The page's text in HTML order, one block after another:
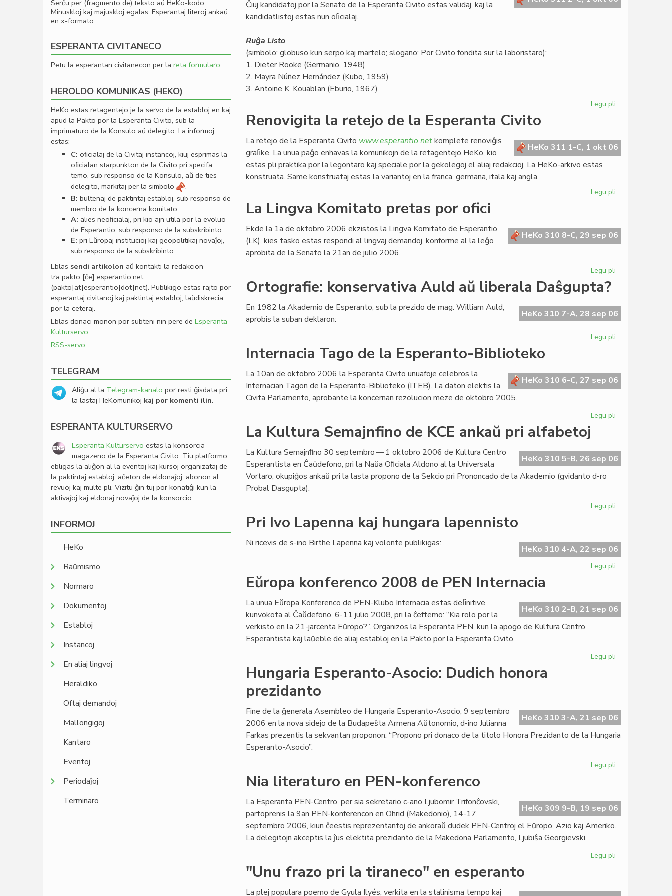
Ĉiuj kandidatoj por la Senato de la Esperanta Civito estas validaj, kaj la
kandidatlistoj estas nun oﬁcialaj.
Ruĝa Listo
(simbolo: globuso kun serpo kaj martelo; slogano: Por Civito fondita sur la laboristaro):
1. Dieter Rooke (Germanio, 1948)
2. Mayra Núñez Hernández (Kubo, 1959)
3. Antoine K. Kouablan (Eburio, 1967)
Legu pli
estas
definitivaj
Renovigita la retejo de la Esperanta Civito
HeKo 311 1-C, 1 okt 06
La retejo de la Esperanta Civito www.esperantio.netkomplete renoviĝis
graﬁke. La unua paĝo enhavas la komunikojn de la retagentejo HeKo, kio
estas pli praktika por la legontaro kaj speciale por la gekolegoj el aliaj redakcioj. La HeKo-arkivo estas
konstruata. Same konstruataj estas la variantoj en la franca, germana, itala kaj angla.
Legu pli
de
la
La Lingva Komitato pretas por ofici
HeKo 310 8-C, 29 sep 06
Ekde la 1a de oktobro 2006 ekzistos la Lingva Komitato de Esperantio
(LK), kies tasko estas respondi al lingvaj demandoj, konforme al la leĝo
aprobita de la Senato la 21an de julio 2006.
Legu pli
pretas
por
Ortografie: konservativa Auld aŭ liberala Daŝgupta?
HeKo 310 7-A, 28 sep 06
En 1982 la Akademio de Esperanto, sub la prezido de mag. William Auld,
aprobis la suban deklaron:
Legu pli
aŭ
liberala
Internacia Tago de la Esperanto-Biblioteko
HeKo 310 6-C, 27 sep 06
La 10an de oktobro 2006 la Esperanta Civito unuafoje celebros la
Internacian Tagon de la Esperanto-Biblioteko (ITEB). La daton elektis la
Civita Parlamento, aprobante la koncernan rezolucion meze de oktobro 2005.
Legu pli
la
Esperanto-
La Kultura Semajnfino de KCE ankaŭ pri alfabetoj
HeKo 310 5-B, 26 sep 06
La Kultura Semajnﬁno 30 septembro — 1 oktobro 2006 de Kultura Centro
Esperantista en Ĉaŭdefono, pri la Naŭa Oﬁciala Aldono al la Universala
Vortaro, okupiĝos ankaŭ pri la lasta propono de la Sekcio pri Prononcado de la Akademio (gvidanto d-ro
Probal Dasgupta).
Legu pli
de
KCE
Pri Ivo Lapenna kaj hungara lapennisto
HeKo 310 4-A, 22 sep 06
Ni ricevis de s-ino Birthe Lapenna kaj volonte publikigas:
Legu pli
kaj
hungara
Eŭropa konferenco 2008 de PEN Internacia
HeKo 310 2-B, 21 sep 06
La unua Eŭropa Konferenco de PEN-Klubo Internacia estas deﬁnitive
kunvokota al Ĉaŭdefono, 6-11 julio 2008, pri la ĉeftemo: “Kia rolo por la
verkisto en la 21-jarcenta Eŭropo?”. Organizos la Esperanta PEN, kun la apogo de Kultura Centro
Esperantista kaj laŭeble de aliaj establoj en la Pakto por la Esperanta Civito.
Legu pli
PEN
Internacia
Hungaria Esperanto-Asocio: Dudich honora
prezidanto
HeKo 310 3-A, 21 sep 06
Fine de la ĝenerala Asembleo de Hungaria Esperanto-Asocio, 9 septembro
2006 en la nova sidejo de la Budapeŝta Armena Aŭtonomio, d-ino Julianna
Farkas prezentis la sekvantan proponon: “Propono pri donaco de la titolo Honora Prezidanto de la Hungaria
Esperanto-Asocio”.
Legu pli
Dudich
honora
Nia literaturo en PEN-konferenco
HeKo 309 9-B, 19 sep 06
La Esperanta PEN-Centro, per sia sekretario c-ano Ljubomir Trifonĉovski,
partoprenis la 9an PEN-konferencon en Ohrid (Makedonio), 14-17
septembro 2006, kiun ĉeestis reprezentantoj de ankoraŭ dudek PEN-Centroj el Eŭropo, Azio kaj Ameriko.
La delegitojn akceptis la ĵus elektita prezidanto de la Makedona Parlamento, Ljubiŝa Georgievski.
Legu pli
"Unu frazo pri la tiraneco" en esperanto
La plej populara poemo de Gyula Ilyés, verkita en la stalinisma tempo kaj
Serĉu per (fragmento de) teksto aŭ HeKo-kodo.
Minuskloj kaj majuskloj egalas. Esperantaj literoj ankaŭ
en x-formato.
ESPERANTA CIVITANECO
Petu la esperantan civitanecon per la reta formularo.
HEROLDO KOMUNIKAS (HEKO)
HeKo estas retagentejo je la servo de la establoj en kaj
apud la Pakto por la Esperanta Civito, sub la
imprimaturo de la Konsulo aŭ delegito. La informoj
estas:
C: oﬁcialaj de la Civitaj instancoj, kiuj esprimas la
oﬁcialan starpunkton de la Civito pri specifa
temo, sub responso de la Konsulo, aŭ de ties
delegito, markitaj per la simbolo
.
B: bultenaj de paktintaj establoj, sub responso de
membro de la koncerna komitato.
A: alies neoﬁcialaj, pri kio ajn utila por la evoluo
de Esperantio, sub responso de la subskribinto.
E: pri Eŭropaj institucioj kaj geopolitikaj novaĵoj,
sub responso de la subskribinto.
Eblas sendi artikolon aŭ kontakti la redakcion
tra pakto [ĉe] esperantio.net
(pakto[at]esperantio[dot]net). Publikigo estas rajto por
esperantaj civitanoj kaj paktintaj establoj, laŭdiskrecia
por la ceteraj.
Eblas donaci monon por subteni nin pere de Esperanta
Kulturservo.
RSS-servo
TELEGRAM
Aliĝu al la Telegram-kanalo por resti ĝisdata pri
la lastaj HeKomunikoj kaj por komenti ilin.
ESPERANTA KULTURSERVO
Esperanta Kulturservo estas la konsorcia
magazeno de la Esperanta Civito. Tiu platformo
ebligas la aliĝon al la eventoj kaj kursoj organizataj de
la paktintaj establoj, aĉeton de eldonaĵoj, abonon al
revuoj kaj multe pli. Vizitu ĝin tuj por konatiĝi kun la
aktivaĵoj kaj eldonaj novaĵoj de la konsorcio.
INFORMOJ
HeKo
Raŭmismo
Normaro
Dokumentoj
Establoj
Instancoj
En aliaj lingvoj
Heraldiko
Oftaj demandoj
Mallongigoj
Kantaro
Eventoj
Periodaĵoj
Terminaro